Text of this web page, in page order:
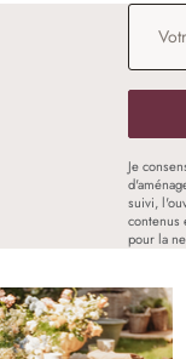
Je
suivi,
contenus
pour la